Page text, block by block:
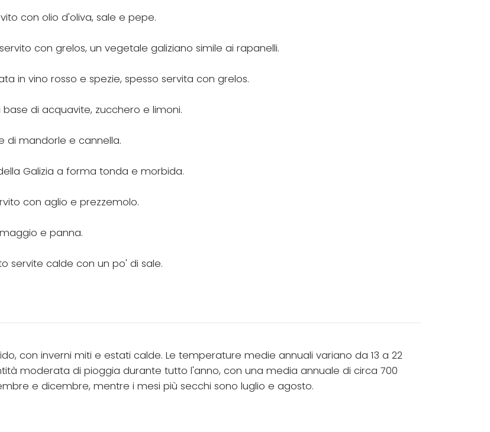
con olio d'oliva, sale e pepe.
con grelos, un vegetale galiziano simile ai rapanelli.
in vino rosso e spezie, spesso servita con grelos.
di acquavite, zucchero e limoni.
di mandorle e cannella.
Galizia a forma tonda e morbida.
con aglio e prezzemolo.
e panna.
servite calde con un po' di sale.
con inverni miti e estati calde. Le temperature medie annuali variano da 13 a 22
moderata di pioggia durante tutto l'anno, con una media annuale di circa 700
e dicembre, mentre i mesi più secchi sono luglio e agosto.